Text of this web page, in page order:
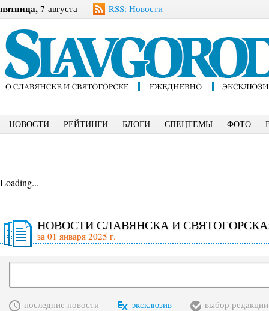
пятница, 7 августа RSS: Новости
НОВОСТИ РЕЙТИНГИ БЛОГИ СПЕЦТЕМЫ ФОТО
Loading...
НОВОСТИ СЛАВЯНСКА И
за 01 января 2025 г.
последние новости эксклюзив выбор редакции